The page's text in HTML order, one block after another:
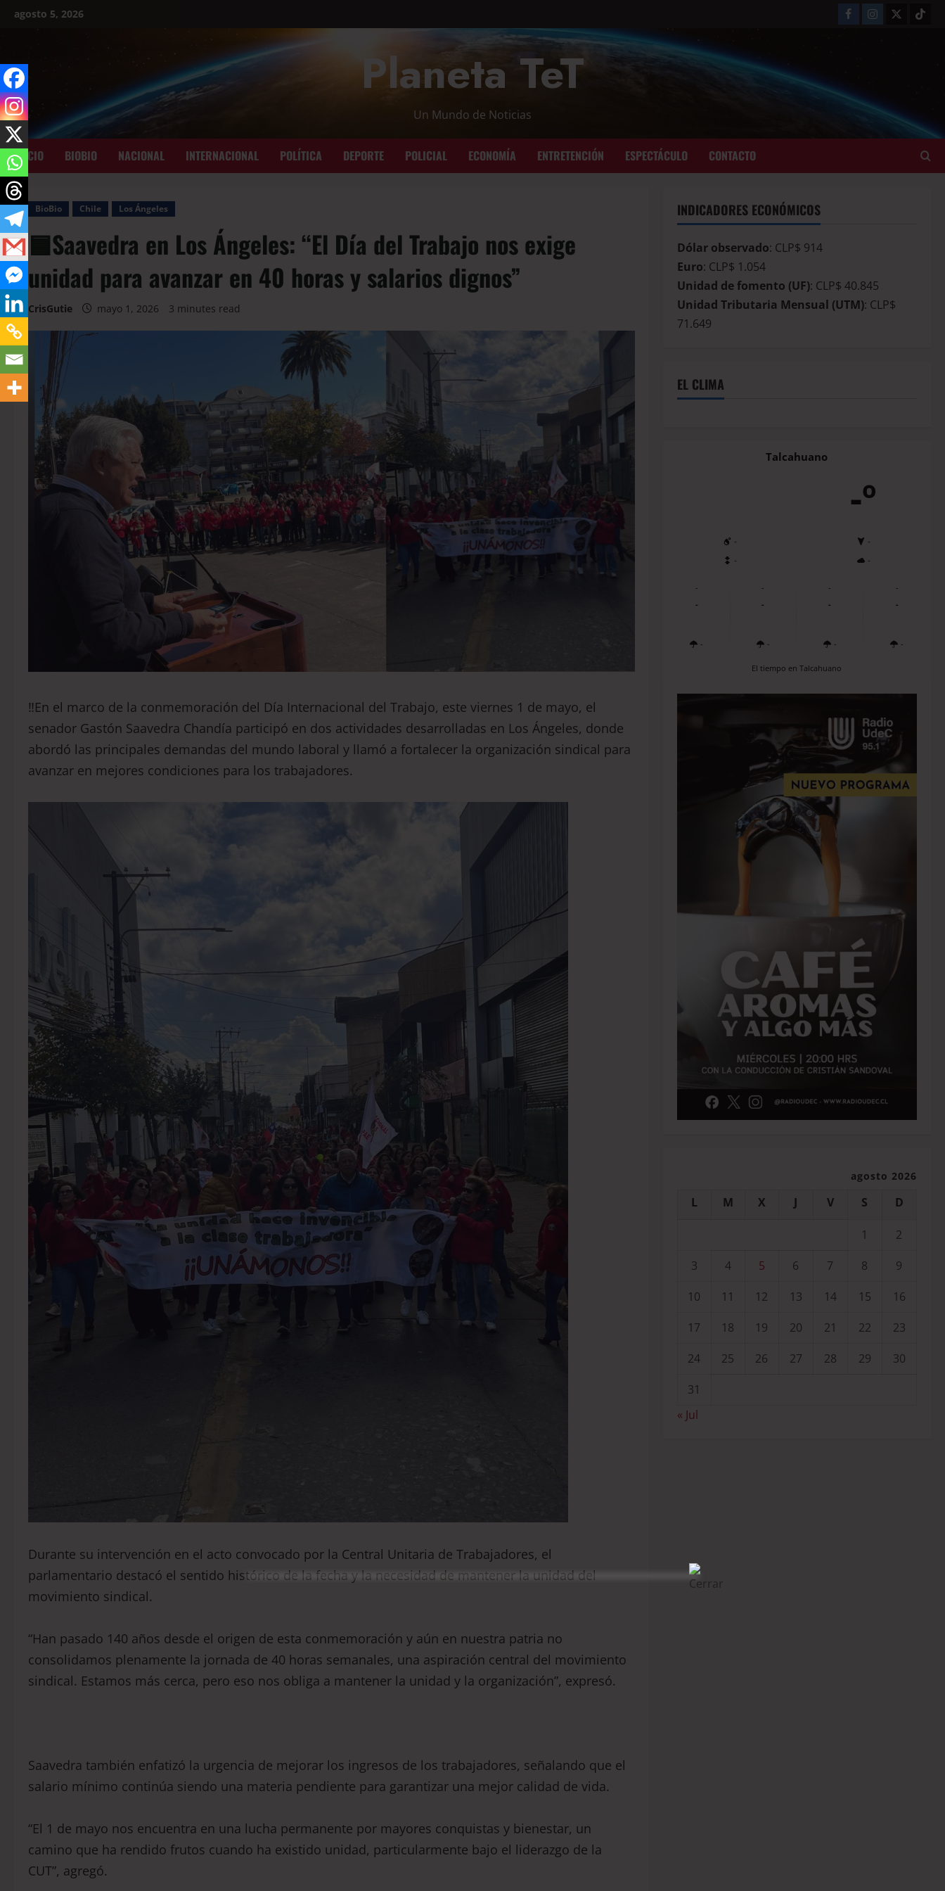
agosto 5, 2026
Planeta TeT
Un Mundo de Noticias
INICIO BIOBIO NACIONAL INTERNACIONAL POLÍTICA DEPORTE POLICIAL ECONOMÍA ENTRETENCIÓN ESPECTÁCULO CONTACTO
BioBio Chile Los Ángeles
🟦Saavedra en Los Ángeles: “El Día del Trabajo nos exige
unidad para avanzar en 40 horas y salarios dignos”
CrisGutie mayo 1, 2026 3 minutes read
‼️En el marco de la conmemoración del Día Internacional del Trabajo, este viernes 1 de mayo, el
senador Gastón Saavedra Chandía participó en dos actividades desarrolladas en Los Ángeles, donde
abordó las principales demandas del mundo laboral y llamó a fortalecer la organización sindical para
avanzar en mejores condiciones para los trabajadores.
Durante su intervención en el acto convocado por la Central Unitaria de Trabajadores, el
parlamentario destacó el sentido histórico de la fecha y la necesidad de mantener la unidad del
movimiento sindical.
“Han pasado 140 años desde el origen de esta conmemoración y aún en nuestra patria no
consolidamos plenamente la jornada de 40 horas semanales, una aspiración central del movimiento
sindical. Estamos más cerca, pero eso nos obliga a mantener la unidad y la organización”, expresó.
Saavedra también enfatizó la urgencia de mejorar los ingresos de los trabajadores, señalando que el
salario mínimo continúa siendo una materia pendiente para garantizar una mejor calidad de vida.
“El 1 de mayo nos encuentra en una lucha permanente por mayores conquistas y bienestar, un
camino que ha rendido frutos cuando ha existido unidad, particularmente bajo el liderazgo de la
CUT”, agregó.
INDICADORES ECONÓMICOS
Dólar observado: CLP$ 914
Euro: CLP$ 1.054
Unidad de fomento (UF): CLP$ 40.845
Unidad Tributaria Mensual (UTM): CLP$
71.649
EL CLIMA
Talcahuano
-º
-
-
-
-
-
-
-
-
-
-
-
-
-
-
-
-
El tiempo en Talcahuano
agosto 2026
L M X J V S D
1
2
3
4 5 6 7 8
9
10
11 12 13 14 15
16
17
18 19 20 21 22
23
24
25 26 27 28 29
30
31
« Jul